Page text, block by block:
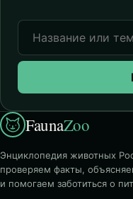
FaunaZoo
Энциклопедия животных
проверяем факты,
и помогаем заботиться о